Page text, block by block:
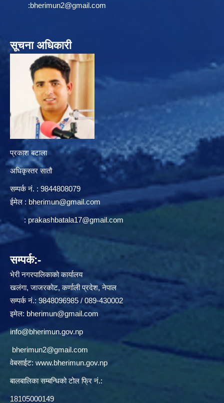
:bherimun2@gmail.com
सूचना अधिकारी
प्रकाश बटाला
अधिकृस्तर सातौ
सम्पर्क न‌ं. : 9844808079
ईमेल : bherimun@gmail.com
: prakashbatala17@gmail.com
सम्पर्क:-
भेरी नगरपालिकाको कार्यालय
खलंगा, जाजरकोट, कर्णाली प्रदेश, नेपाल
सम्पर्क नं.: 9848096985 / 089-430002
इमेल: bherimun@gmail.com
info@bherimun.gov.np
bherimun2@gmail.com
वेबसाईट: www.bherimun.gov.np
बालबालिका सम्बन्धिको टोल फ्रि नं.:
18105000149